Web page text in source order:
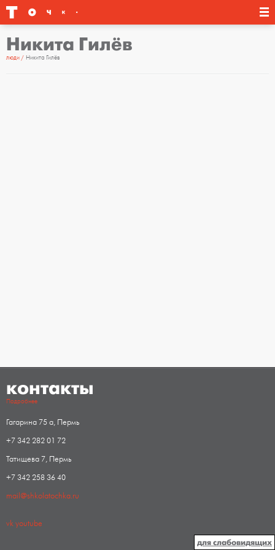
Никита Гилёв
люди Никита Гилёв
контакты
Подробнее
Гагарина 75 а, Пермь
+7 342 282 01 72
Татищева 7, Пермь
+7 342 258 36 40
mail@shkolatochka.ru
vkyoutube
для слабовидящих